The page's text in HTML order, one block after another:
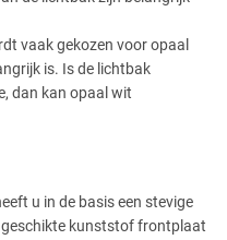
vaak gekozen voor opaal
is. Is de lichtbak
dan kan opaal wit
u in de basis een stevige
kunststof frontplaat